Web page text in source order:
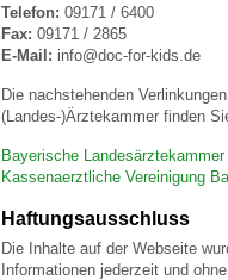
Telefon: 09171 / 6400
Fax: 09171 / 2865
E-Mail: info@doc-for-kids.de
Die nachstehenden
(Landes-)Ärztekammer finden
Bayerische Landesärztekammer
Kassenaerztliche Vereinigung
Haftungsausschluss
Die Inhalte auf der Webseite
Informationen jederzeit und